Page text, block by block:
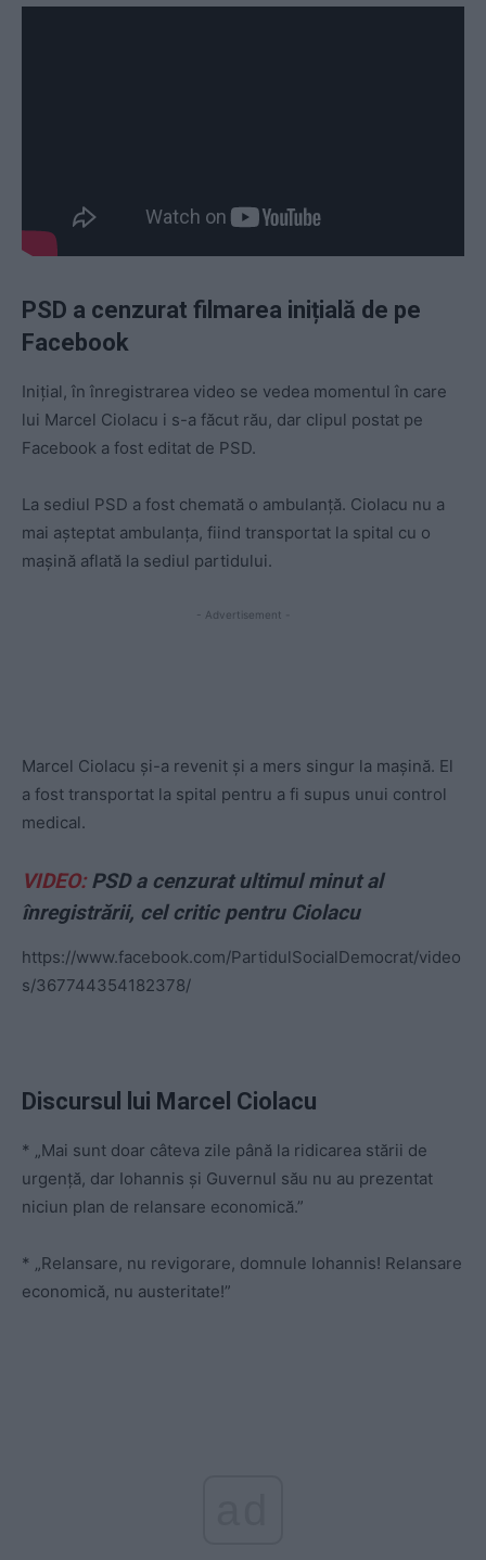
PSD a cenzurat filmarea inițială de pe
Facebook
Inițial, în înregistrarea video se vedea momentul în care
lui Marcel Ciolacu i s-a făcut rău, dar clipul postat pe
Facebook a fost editat de PSD.
La sediul PSD a fost chemată o ambulanță. Ciolacu nu a
mai așteptat ambulanța, fiind transportat la spital cu o
mașină aflată la sediul partidului.
- Advertisement -
Marcel Ciolacu și-a revenit și a mers singur la mașină. El
a fost transportat la spital pentru a fi supus unui control
medical.
VIDEO:PSD a cenzurat ultimul minut al
înregistrării, cel critic pentru Ciolacu
https://www.facebook.com/PartidulSocialDemocrat/video
s/367744354182378/
Discursul lui Marcel Ciolacu
* „Mai sunt doar câteva zile până la ridicarea stării de
urgență, dar Iohannis și Guvernul său nu au prezentat
niciun plan de relansare economică.”
* „Relansare, nu revigorare, domnule Iohannis! Relansare
economică, nu austeritate!”